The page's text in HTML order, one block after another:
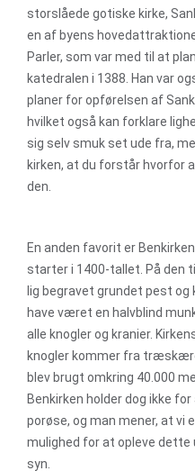
storslåede gotiske kirke,
en af byens
Parler, som var med til at
katedralen i 1388. Han var
planer for opførelsen af
hvilket også kan forklare
sig selv smuk set ude fra,
kirken, at du forstår hvorfor
den.
En anden favorit er
starter i 1400-tallet. På den
lig begravet grundet pest og
have været en halvblind
alle knogler og kranier.
knogler kommer fra
blev brugt omkring 40.000
Benkirken holder dog ikke
porøse, og man mener, at vi
mulighed for at opleve
syn.